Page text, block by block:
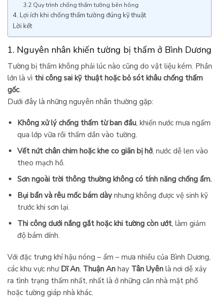
3.2 Quy trình chống thấm tường bên hông
4. Lợi ích khi chống thấm tường đúng kỹ thuật
Lời kết
1. Nguyên nhân khiến tường bị thấm ở Bình Dương
Tường bị thấm không phải lúc nào cũng do vật liệu kém. Phần
lớn là vì thi công sai kỹ thuật hoặc bỏ sót khâu chống thấm
gốc.
Dưới đây là những nguyên nhân thường gặp:
Không xử lý chống thấm từ ban đầu, khiến nước mưa ngấm
qua lớp vữa rồi thấm dần vào tường.
Vết nứt chân chim hoặc khe co giãn bị hở, nước dễ len vào
theo mạch hồ.
Sơn ngoài trời thông thường không có tính năng chống ẩm.
Bụi bẩn và rêu mốc bám dàynhưng không được vệ sinh kỹ
trước khi sơn lại.
Thi công dưới nắng gắt hoặc khi tường còn ướt, làm giảm
độ bám dính.
Với đặc trưng khí hậu nóng – ẩm – mưa nhiều của Bình Dương,
các khu vực như Dĩ An, Thuận An hay Tân Uyên là nơi dễ xảy
ra tình trạng thấm nhất, nhất là ở những căn nhà mặt phố
hoặc tường giáp nhà khác.